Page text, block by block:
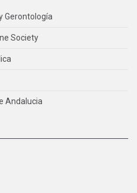
Gerontología
Society
Andalucia